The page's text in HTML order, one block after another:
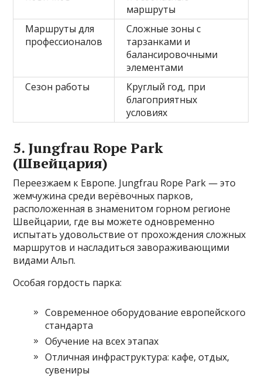
маршруты
Маршруты для
профессионалов
Сложные зоны с
тарзанками и
балансировочными
элементами
Сезон работы
Круглый год, при
благоприятных
условиях
5. Jungfrau Rope Park
(Швейцария)
Переезжаем к Европе. Jungfrau Rope Park — это
жемчужина среди верёвочных парков,
расположенная в знаменитом горном регионе
Швейцарии, где вы можете одновременно
испытать удовольствие от прохождения сложных
маршрутов и насладиться завораживающими
видами Альп.
Особая гордость парка:
Современное оборудование европейского
стандарта
Обучение на всех этапах
Отличная инфраструктура: кафе, отдых,
сувениры